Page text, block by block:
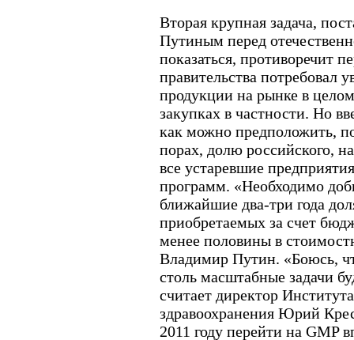
Вторая крупная задача,
Путиным перед
показаться, противоречит
правительства потребовал
продукции на рынке в
закупках в частности. Но
как можно предположить,
порах, долю российского,
все устаревшие
программ. «Необходимо
ближайшие два-три года
приобретаемых за счет
менее половины в
Владимир Путин. «Боюсь,
столь масштабные задачи
считает директор
здравоохранения Юрий
2011 году перейти на GMP